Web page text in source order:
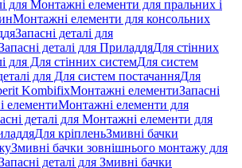
для Монтажні елементи для пральних і
Монтажні елементи для консольних
Запасні деталі для
деталі для ПриладдяДля стінних
для Для стінних системДля систем
для Для систем постачанняДля
KombifixМонтажні елементиЗапасні
елементиМонтажні елементи для
деталі для Монтажні елементи для
Для кріпленьЗмивні бачки
Змивні бачки зовнішнього монтажу для
деталі для Змивні бачки